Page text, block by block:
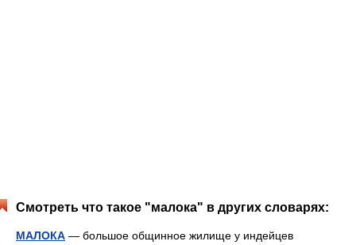
Смотреть что такое "малока" в других словарях:
МАЛОКА — большое общинное жилище у индейцев